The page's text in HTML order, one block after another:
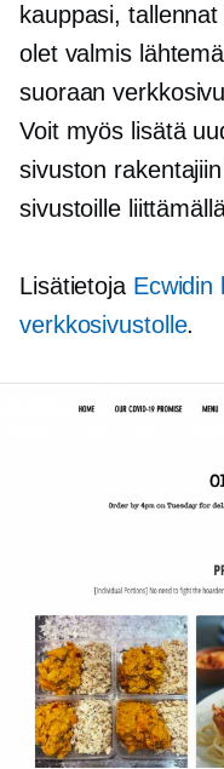
kauppasi,
olet valmis
suoraan
Voit myös lisätä
sivuston
sivustoille
Lisätietoja Ecwidin
verkkosivustolle.